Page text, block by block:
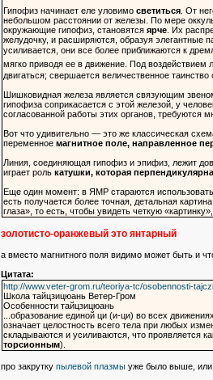
Гипофиз начинает еле уловимо светиться. От
небольшом расстоянии от железы. По мере
окружающие гипофиз, становятся ярче. Их
желудочку, и расширяются, образуя элегантные
усиливается, они все более приближаются к
мягко приводя ее в движение. Под воздействием
двигаться; свершается величественное
Шишковидная железа является связующим
гипофиза соприкасается с этой железой, у
согласованной работы этих органов, требуются
Вот что удивительно — это же классическая
переменное магнитное поле, направленное
Линия, соединяющая гипофиз и эпифиз, лежит
играет роль катушки, которая
Еще один момент: в ЯМР стараются
есть получается более точная, детальная
глаза», то есть, чтобы увидеть четкую
золотисто-оранжевый это янтарный
а вместо магнитного поля видимо может быть и
Цитата:
http://www.veter-grom.ru/teoriya-tc/osobennosti-
Школа тайцзицюань Ветер-Гром
Особенности тайцзицюань
...образование единой ци (и-ци) во всех
означает целостность всего тела при любых
складываются и усиливаются, что проявляется
торсионным).
про закрутку пылевой плазмыуже было выше, или